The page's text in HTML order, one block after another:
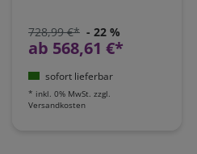
728,99 €* - 22 %
ab 568,61 €*
sofort lieferbar
* inkl. 0% MwSt. zzgl.
Versandkosten